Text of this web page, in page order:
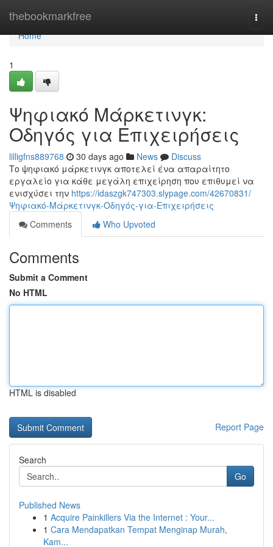
thebookmarkfree
Home
Home
1
Ψηφιακό Μάρκετινγκ:
Οδηγός για Επιχειρήσεις
lilligfns889768 30 days ago News
Discuss
Το ψηφιακό μάρκετινγκ αποτελεί ένα απαραίτητο
εργαλείο για κάθε μεγάλη επιχείρηση που επιθυμεί να
ενισχύσει την https://idaszgk747303.slypage.com/42670831/
Ψηφιακό-Μάρκετινγκ-Οδηγός-για-Επιχειρήσεις
Comments
Who Upvoted
Comments
Submit a Comment
No HTML
HTML is disabled
Report Page
Search
Go
Published News
1 Acquire Painkillers Via the Internet : Your...
1 Cara Mendapatkan Tempat Menginap Murah,
Kam...